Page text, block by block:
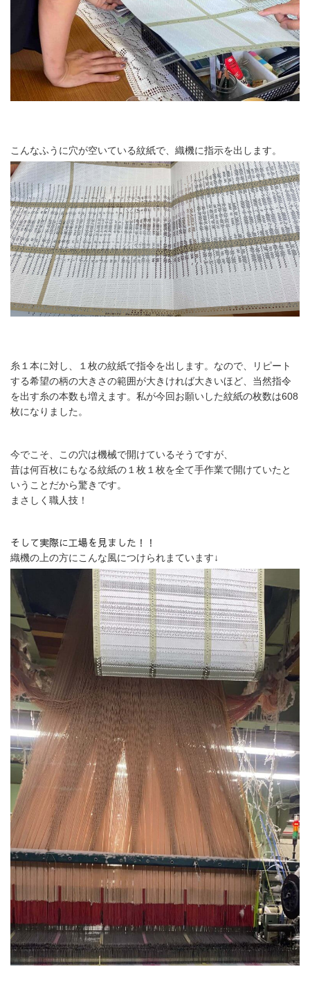
こんなふうに穴が空いている紋紙で、織機に指示を出します。
糸１本に対し、１枚の紋紙で指令を出します。なので、リピート
する希望の柄の大きさの範囲が大きければ大きいほど、当然指令
を出す糸の本数も増えます。私が今回お願いした紋紙の枚数は608
枚になりました。
今でこそ、この穴は機械で開けているそうですが、
昔は何百枚にもなる紋紙の１枚１枚を全て手作業で開けていたと
いうことだから驚きです。
まさしく職人技！
そして実際に工場を見ました！！
織機の上の方にこんな風につけられまています↓